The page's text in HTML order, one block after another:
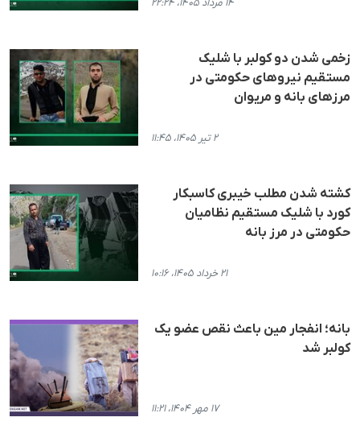
۱۴ مرداد ۱۴۰۵، ۲۲:۲۴
زخمی شدن دو کولبر با شلیک
مستقیم نیروهای حکومتی در
مرزهای بانه و مریوان
۲ تیر ۱۴۰۵، ۱۱:۴۵
کشته شدن مطلب خیبری کاسبکار
کورد با شلیک مستقیم نظامیان
حکومتی در مرز بانه
۲۱ خرداد ۱۴۰۵، ۱۰:۱۶
بانه؛ انفجار مین باعث نقص عضو یک
کولبر شد
۱۷ مهر ۱۴۰۴، ۱۱:۲۱